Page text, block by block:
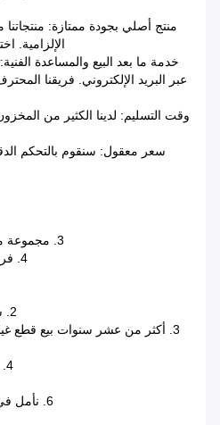
منتج أصلي بجودة ممتازة:
الإلزامية. اختبار
عبر البريد الإلكتروني. فريقنا
وقت التسليم: لدينا الكثير من
سعر معقول: سنقوم بالتحكم
3. مجموعة متنوعة من المعدات الاحترافية
4. فريق فعال ومهندسون ذوو خبرة
2. سعر مصنع رخيص بجودة عالية
3. أكثر من عشر سنوات بيع قطع
4. تتوفر أجزاء تصميمات مختلفة
6. نأمل في تعاون طويل الأمد مع عملائنا